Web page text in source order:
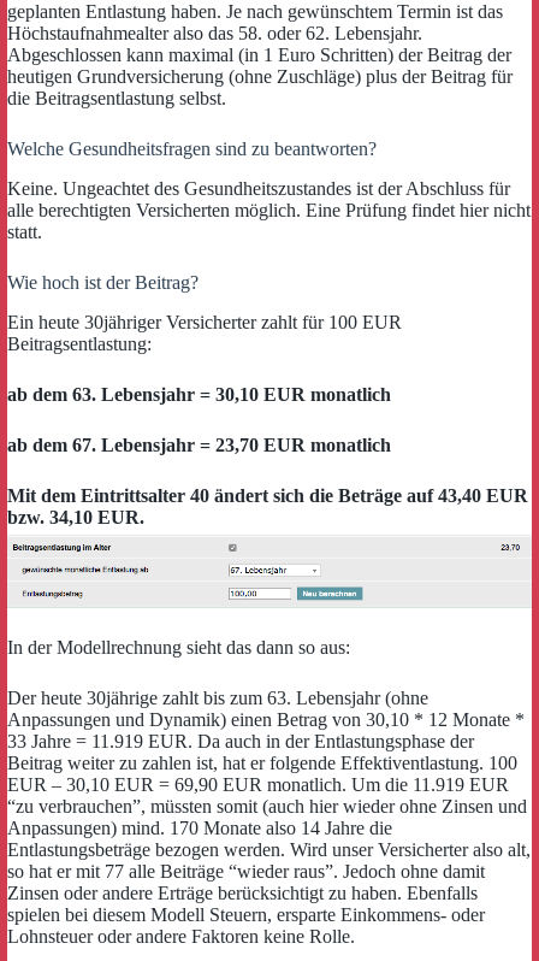
geplanten Entlastung haben. Je nach gewünschtem Termin ist das
Höchstaufnahmealter also das 58. oder 62. Lebensjahr.
Abgeschlossen kann maximal (in 1 Euro Schritten) der Beitrag der
heutigen Grundversicherung (ohne Zuschläge) plus der Beitrag für
die Beitragsentlastung selbst.
Welche Gesundheitsfragen sind zu beantworten?
Keine. Ungeachtet des Gesundheitszustandes ist der Abschluss für
alle berechtigten Versicherten möglich. Eine Prüfung findet hier nicht
statt.
Wie hoch ist der Beitrag?
Ein heute 30jähriger Versicherter zahlt für 100 EUR
Beitragsentlastung:
ab dem 63. Lebensjahr = 30,10 EUR monatlich
ab dem 67. Lebensjahr = 23,70 EUR monatlich
Mit dem Eintrittsalter 40 ändert sich die Beträge auf 43,40 EUR
bzw. 34,10 EUR.
In der Modellrechnung sieht das dann so aus:
Der heute 30jährige zahlt bis zum 63. Lebensjahr (ohne
Anpassungen und Dynamik) einen Betrag von 30,10 * 12 Monate *
33 Jahre = 11.919 EUR. Da auch in der Entlastungsphase der
Beitrag weiter zu zahlen ist, hat er folgende Effektiventlastung. 100
EUR – 30,10 EUR = 69,90 EUR monatlich. Um die 11.919 EUR
“zu verbrauchen”, müssten somit (auch hier wieder ohne Zinsen und
Anpassungen) mind. 170 Monate also 14 Jahre die
Entlastungsbeträge bezogen werden. Wird unser Versicherter also alt,
so hat er mit 77 alle Beiträge “wieder raus”. Jedoch ohne damit
Zinsen oder andere Erträge berücksichtigt zu haben. Ebenfalls
spielen bei diesem Modell Steuern, ersparte Einkommens- oder
Lohnsteuer oder andere Faktoren keine Rolle.